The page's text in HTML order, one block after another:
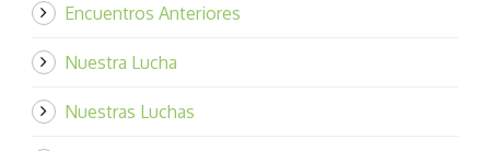
Encuentros Anteriores
Nuestra Lucha
Nuestras Luchas